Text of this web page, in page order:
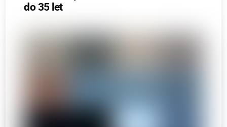
do 35 let